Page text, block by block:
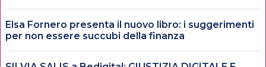
Elsa Fornero presenta il nuovo libro: i suggerimenti
per non essere succubi della finanza